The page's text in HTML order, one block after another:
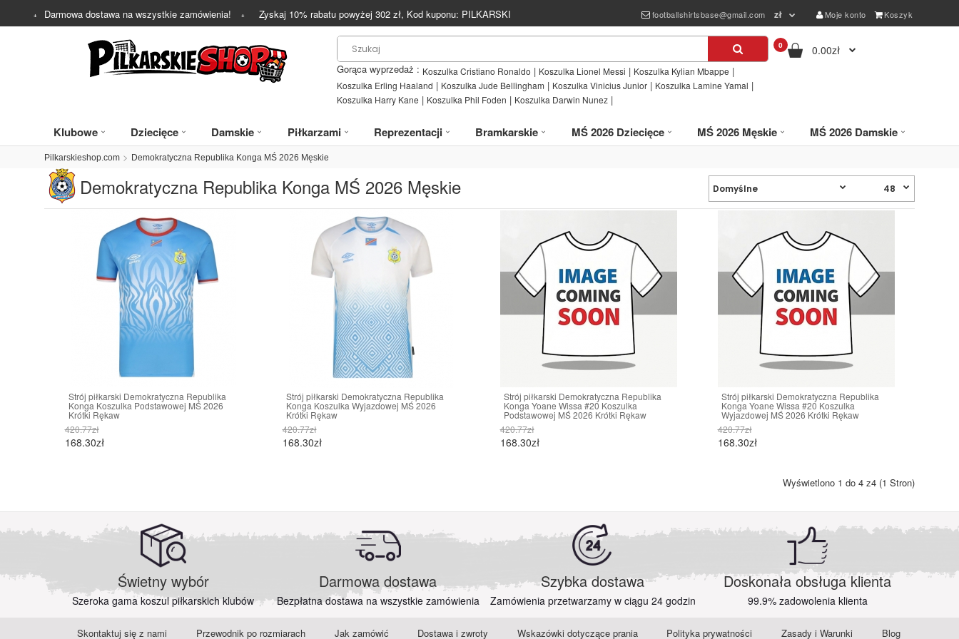
Darmowa dostawa na wszystkie zamówienia! Zyskaj 10% rabatu powyżej 302 zł, Kod kuponu: PILKARSKI footballshirtsbase@gmail.com zł Moje konto Koszyk
Gorąca wyprzedaż : Koszulka Cristiano Ronaldo | Koszulka Lionel Messi | Koszulka Kylian Mbappe |
Koszulka Erling Haaland | Koszulka Jude Bellingham | Koszulka Vinicius Junior | Koszulka Lamine Yamal |
Koszulka Harry Kane | Koszulka Phil Foden | Koszulka Darwin Nunez |
0 0.00zł
Klubowe Dziecięce Damskie Piłkarzami Reprezentacji Bramkarskie MŚ 2026 Dziecięce MŚ 2026 Męskie MŚ 2026 Damskie
Pilkarskieshop.com Demokratyczna Republika Konga MŚ 2026 Męskie
Demokratyczna Republika Konga MŚ 2026 Męskie
Strój piłkarski Demokratyczna Republika
Konga Koszulka Podstawowej MŚ 2026
Krótki Rękaw
420.77zł
168.30zł
Strój piłkarski Demokratyczna Republika
Konga Koszulka Wyjazdowej MŚ 2026
Krótki Rękaw
420.77zł
168.30zł
Strój piłkarski Demokratyczna Republika
Konga Yoane Wissa #20 Koszulka
Podstawowej MŚ 2026 Krótki Rękaw
420.77zł
168.30zł
Strój piłkarski Demokratyczna Republika
Konga Yoane Wissa #20 Koszulka
Wyjazdowej MŚ 2026 Krótki Rękaw
420.77zł
168.30zł
Wyświetlono 1 do 4 z4 (1 Stron)
Świetny wybór
Szeroka gama koszul piłkarskich klubów
Darmowa dostawa
Bezpłatna dostawa na wszystkie zamówienia
Szybka dostawa
Zamówienia przetwarzamy w ciągu 24 godzin
Doskonała obsługa klienta
99.9% zadowolenia klienta
Skontaktuj się z nami Przewodnik po rozmiarach Jak zamówić Dostawa i zwroty Wskazówki dotyczące prania Polityka prywatności Zasady i Warunki Blog